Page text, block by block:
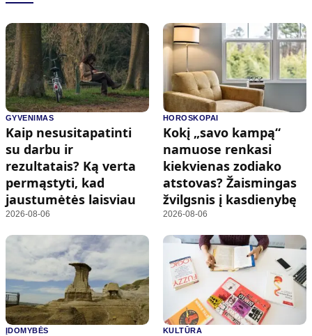
GYVENIMAS
Kaip nesusitapatinti
su darbu ir
rezultatais? Ką verta
permąstyti, kad
jaustumėtės laisviau
2026-08-06
HOROSKOPAI
Kokį „savo kampą“
namuose renkasi
kiekvienas zodiako
atstovas? Žaismingas
žvilgsnis į kasdienybę
2026-08-06
ĮDOMYBĖS KULTŪRA